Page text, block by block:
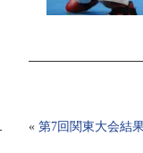
« 第7回関東大会結